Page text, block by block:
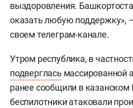
выздоровления.
оказать любую поддержку»,
своем телеграм-канале.
Утром республика, в
подверглась массированной
ранее сообщили в казанском
беспилотники атаковали